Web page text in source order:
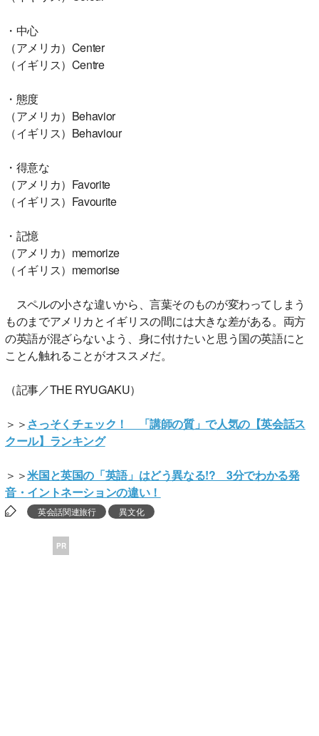
・中心
（アメリカ）Center
（イギリス）Centre
・態度
（アメリカ）Behavior
（イギリス）Behaviour
・得意な
（アメリカ）Favorite
（イギリス）Favourite
・記憶
（アメリカ）memorize
（イギリス）memorise
スペルの小さな違いから、言葉そのものが変わってしまう
ものまでアメリカとイギリスの間には大きな差がある。両方
の英語が混ざらないよう、身に付けたいと思う国の英語にと
ことん触れることがオススメだ。
（記事／THE RYUGAKU）
＞＞ さっそくチェック！ 「講師の質」で人気の【英会話ス
クール】ランキング
＞＞米国と英国の「英語」はどう異なる!? 3分でわかる発
音・イントネーションの違い！
英会話関連旅行 異文化
PR